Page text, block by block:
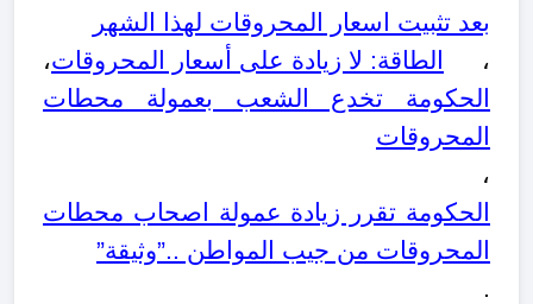
بعد تثبيت اسعار المحروقات لهذا الشهر
،
الطاقة: لا زيادة على أسعار المحروقات،
الحكومة تخدع الشعب بعمولة محطات
المحروقات
،
الحكومة تقرر زيادة عمولة اصحاب محطات
المحروقات من جيب المواطن ..”وثيقة”
.